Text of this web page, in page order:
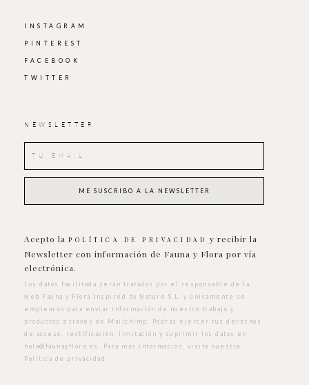
INSTAGRAM
PINTEREST
FACEBOOK
TWITTER
NEWSLETTER
Acepto la POLÍTICA DE PRIVACIDAD
y recibir la
Newsletter con información de Fauna y Flora por vía
electrónica.
Los datos facilitada serán tratados por el responsable de la
web Fauna y Flora Inspired by Nature S.L. y únicamente se
emplearán para enviar información de nuestro trabajo y
productos a través de Mailchimp. Podrás ejercer tus derechos
de acceso, rectificación, limitación y suprimir los datos en
hola@faunayflora.es
. Para más información, visita nuestra
Política de privacidad